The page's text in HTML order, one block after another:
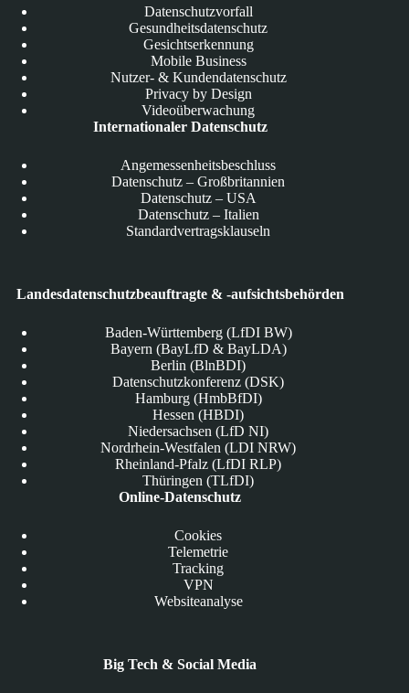
Datenschutzvorfall
Gesundheitsdatenschutz
Gesichtserkennung
Mobile Business
Nutzer- & Kundendatenschutz
Privacy by Design
Videoüberwachung
Internationaler Datenschutz
Angemessenheitsbeschluss
Datenschutz – Großbritannien
Datenschutz – USA
Datenschutz – Italien
Standardvertragsklauseln
Landesdatenschutzbeauftragte & -aufsichtsbehörden
Baden-Württemberg (LfDI BW)
Bayern (BayLfD & BayLDA)
Berlin (BlnBDI)
Datenschutzkonferenz (DSK)
Hamburg (HmbBfDI)
Hessen (HBDI)
Niedersachsen (LfD NI)
Nordrhein-Westfalen (LDI NRW)
Rheinland-Pfalz (LfDI RLP)
Thüringen (TLfDI)
Online-Datenschutz
Cookies
Telemetrie
Tracking
VPN
Websiteanalyse
Big Tech & Social Media